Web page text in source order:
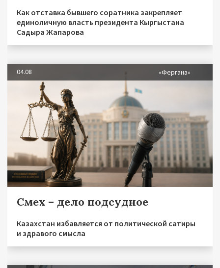
Как отставка бывшего соратника закрепляет
единоличную власть президента Кыргыстана
Садыра Жапарова
04.08 «Фергана»
Смех – дело подсудное
Казахстан избавляется от политической сатиры
и здравого смысла